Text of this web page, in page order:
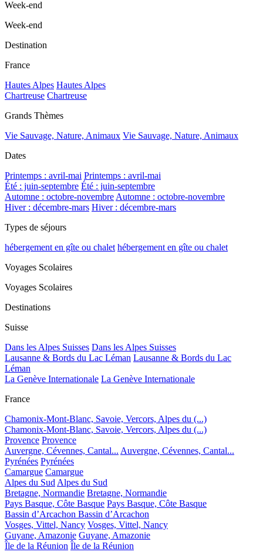
Week-end
Week-end
Destination
France
Hautes Alpes Hautes Alpes
Chartreuse Chartreuse
Grands Thèmes
Vie Sauvage, Nature, Animaux Vie Sauvage, Nature, Animaux
Dates
Printemps : avril-mai Printemps : avril-mai
Été : juin-septembre Été : juin-septembre
Automne : octobre-novembreAutomne : octobre-novembre
Hiver : décembre-mars Hiver : décembre-mars
Types de séjours
hébergement en gîte ou chalet hébergement en gîte ou chalet
Voyages Scolaires
Voyages Scolaires
Destinations
Suisse
Dans les Alpes Suisses Dans les Alpes Suisses
Lausanne & Bords du Lac Léman Lausanne & Bords du Lac
Léman
La Genève Internationale La Genève Internationale
France
Chamonix-Mont-Blanc, Savoie, Vercors, Alpes du (...)
Chamonix-Mont-Blanc, Savoie, Vercors, Alpes du (...)
Provence Provence
Auvergne, Cévennes, Cantal... Auvergne, Cévennes, Cantal...
Pyrénées Pyrénées
Camargue Camargue
Alpes du SudAlpes du Sud
Bretagne, Normandie Bretagne, Normandie
Pays Basque, Côte Basque Pays Basque, Côte Basque
Bassin d’Arcachon Bassin d’Arcachon
Vosges, Vittel, Nancy Vosges, Vittel, Nancy
Guyane, Amazonie Guyane, Amazonie
Île de la Réunion Île de la Réunion